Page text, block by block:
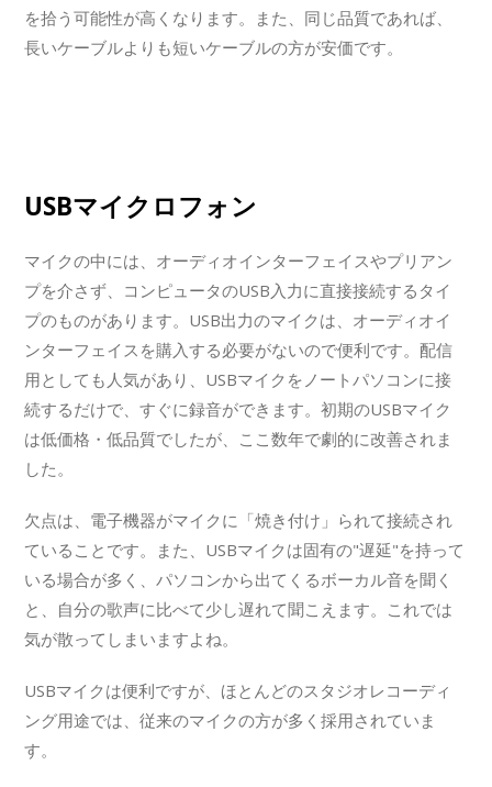
を拾う可能性が高くなります。また、同じ品質であれば、
長いケーブルよりも短いケーブルの方が安価です。
USBマイクロフォン
マイクの中には、オーディオインターフェイスやプリアン
プを介さず、コンピュータのUSB入力に直接接続するタイ
プのものがあります。USB出力のマイクは、オーディオイ
ンターフェイスを購入する必要がないので便利です。配信
用としても人気があり、USBマイクをノートパソコンに接
続するだけで、すぐに録音ができます。初期のUSBマイク
は低価格・低品質でしたが、ここ数年で劇的に改善されま
した。
欠点は、電子機器がマイクに「焼き付け」られて接続され
ていることです。また、USBマイクは固有の"遅延"を持って
いる場合が多く、パソコンから出てくるボーカル音を聞く
と、自分の歌声に比べて少し遅れて聞こえます。これでは
気が散ってしまいますよね。
USBマイクは便利ですが、ほとんどのスタジオレコーディ
ング用途では、従来のマイクの方が多く採用されていま
す。